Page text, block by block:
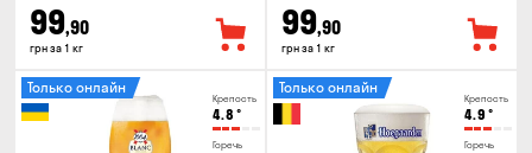
99,90
грн за 1 кг
99,90
грн за 1 кг
Крепость
4.8 °
Горечь
Только онлайн
Крепость
4.9 °
Горечь
Только онлайн